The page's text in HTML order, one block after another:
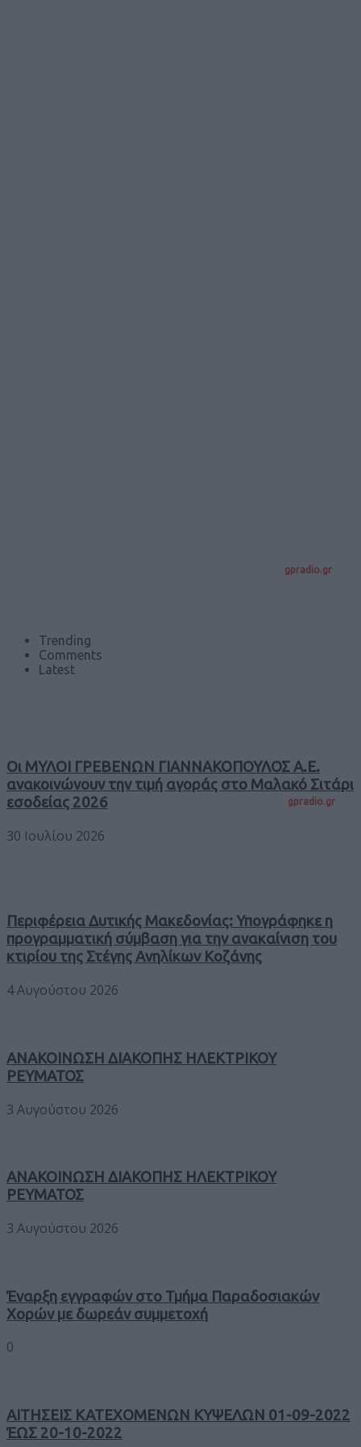
gpradio.gr
Trending
Comments
Latest
Οι ΜΥΛΟΙ ΓΡΕΒΕΝΩΝ ΓΙΑΝΝΑΚΟΠΟΥΛΟΣ Α.Ε.
ανακοινώνουν την τιμή αγοράς στο Μαλακό Σιτάρι
εσοδείας 2026
30 Ιουλίου 2026
Περιφέρεια Δυτικής Μακεδονίας: Υπογράφηκε η
προγραμματική σύμβαση για την ανακαίνιση του
κτιρίου της Στέγης Ανηλίκων Κοζάνης
4 Αυγούστου 2026
ΑΝΑΚΟΙΝΩΣΗ ΔΙΑΚΟΠΗΣ ΗΛΕΚΤΡΙΚΟΥ
ΡΕΥΜΑΤΟΣ
3 Αυγούστου 2026
ΑΝΑΚΟΙΝΩΣΗ ΔΙΑΚΟΠΗΣ ΗΛΕΚΤΡΙΚΟΥ
ΡΕΥΜΑΤΟΣ
3 Αυγούστου 2026
Έναρξη εγγραφών στο Τμήμα Παραδοσιακών
Χορών με δωρεάν συμμετοχή
0
ΑΙΤΗΣΕΙΣ ΚΑΤΕΧΟΜΕΝΩΝ ΚΥΨΕΛΩΝ 01-09-2022
ΈΩΣ 20-10-2022
gpradio.gr